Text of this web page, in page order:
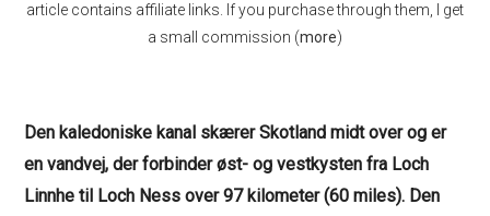
article contains affiliate links. If you purchase through them, I get
a small commission (more)
Den kaledoniske kanal skærer Skotland midt over og er
en vandvej, der forbinder øst- og vestkysten fra Loch
Linnhe til Loch Ness over 97 kilometer (60 miles). Den